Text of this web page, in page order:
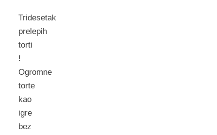
Tridesetak
prelepih
torti
!
Ogromne
torte
kao
igre
bez